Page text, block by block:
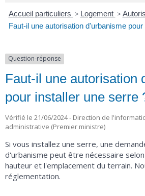
Accueil particuliers > Logement >
Faut-il une autorisation d'urbanisme
Question-réponse
Faut-il une autorisation
pour installer une serre
Vérifié le 21/06/2024 - Direction de
administrative (Premier ministre)
Si vous installez une serre, une
d'urbanisme peut être nécessaire
hauteur et l'emplacement du terrain.
réglementation.